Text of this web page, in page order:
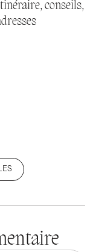
conseils,